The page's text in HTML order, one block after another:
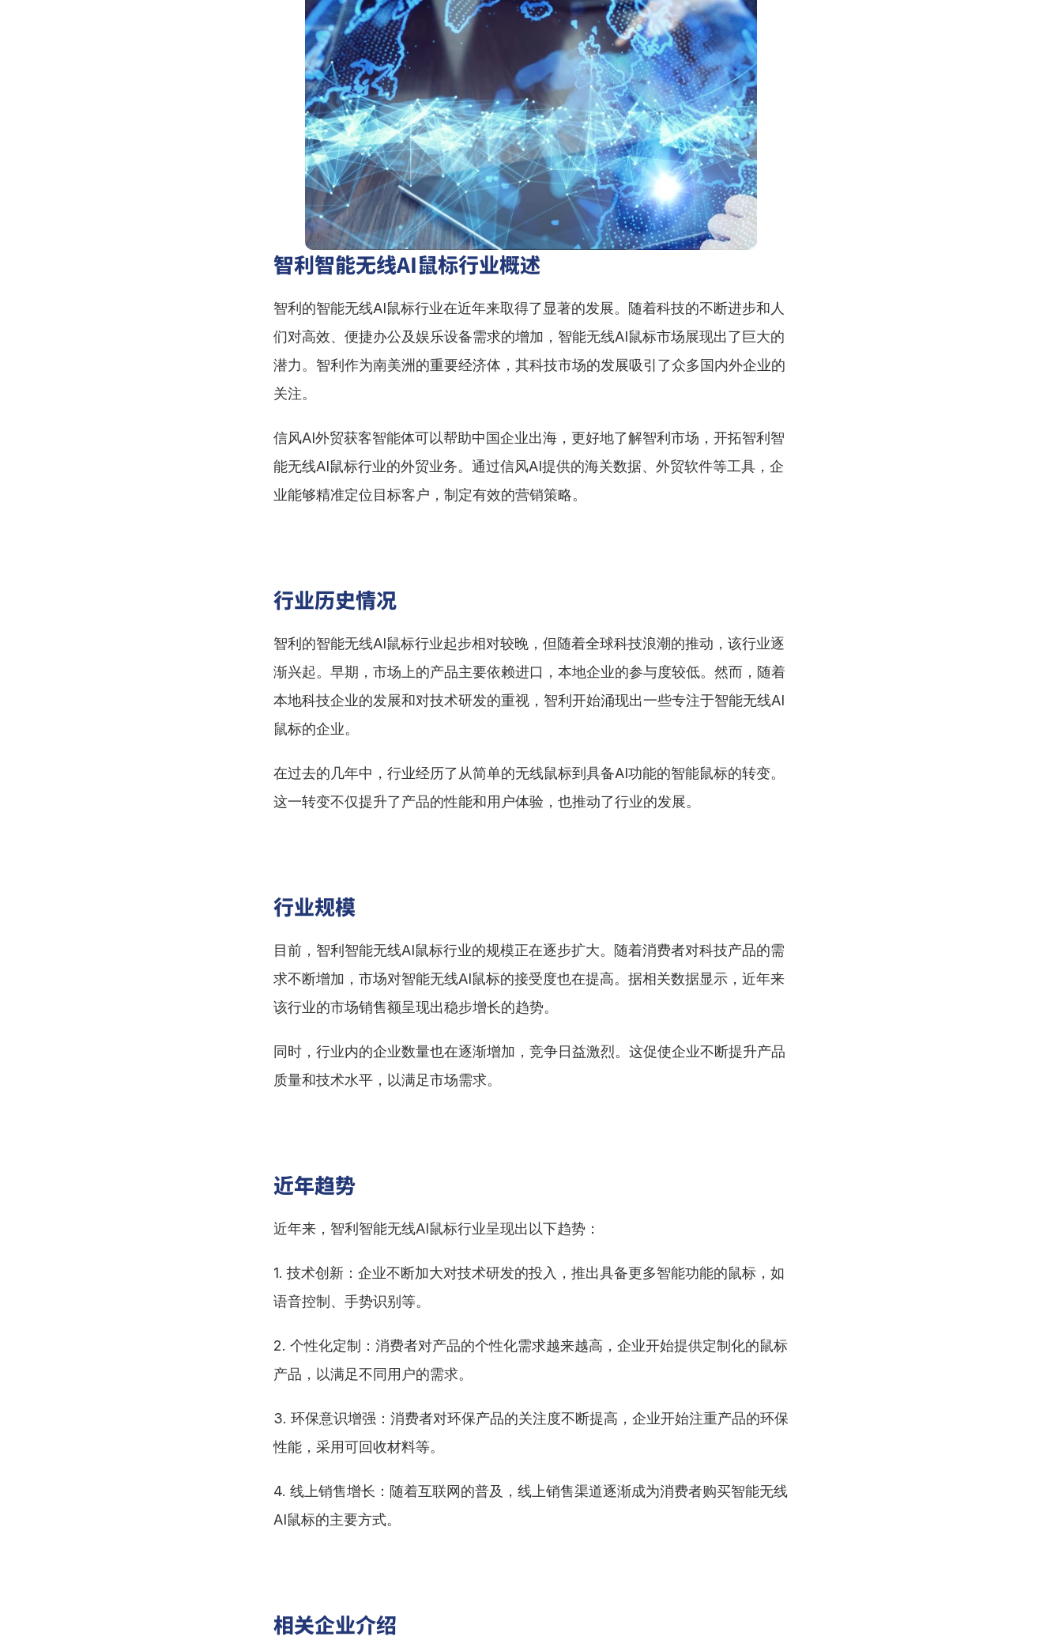
智利智能无线AI鼠标行业概述
智利的智能无线AI鼠标行业在近年来取得了显著的发展。随着科技的不断进步和人
们对高效、便捷办公及娱乐设备需求的增加，智能无线AI鼠标市场展现出了巨大的
潜力。智利作为南美洲的重要经济体，其科技市场的发展吸引了众多国内外企业的
关注。
信风AI外贸获客智能体可以帮助中国企业出海，更好地了解智利市场，开拓智利智
能无线AI鼠标行业的外贸业务。通过信风AI提供的海关数据、外贸软件等工具，企
业能够精准定位目标客户，制定有效的营销策略。
行业历史情况
智利的智能无线AI鼠标行业起步相对较晚，但随着全球科技浪潮的推动，该行业逐
渐兴起。早期，市场上的产品主要依赖进口，本地企业的参与度较低。然而，随着
本地科技企业的发展和对技术研发的重视，智利开始涌现出一些专注于智能无线AI
鼠标的企业。
在过去的几年中，行业经历了从简单的无线鼠标到具备AI功能的智能鼠标的转变。
这一转变不仅提升了产品的性能和用户体验，也推动了行业的发展。
行业规模
目前，智利智能无线AI鼠标行业的规模正在逐步扩大。随着消费者对科技产品的需
求不断增加，市场对智能无线AI鼠标的接受度也在提高。据相关数据显示，近年来
该行业的市场销售额呈现出稳步增长的趋势。
同时，行业内的企业数量也在逐渐增加，竞争日益激烈。这促使企业不断提升产品
质量和技术水平，以满足市场需求。
近年趋势
近年来，智利智能无线AI鼠标行业呈现出以下趋势：
1. 技术创新：企业不断加大对技术研发的投入，推出具备更多智能功能的鼠标，如
语音控制、手势识别等。
2. 个性化定制：消费者对产品的个性化需求越来越高，企业开始提供定制化的鼠标
产品，以满足不同用户的需求。
3. 环保意识增强：消费者对环保产品的关注度不断提高，企业开始注重产品的环保
性能，采用可回收材料等。
4. 线上销售增长：随着互联网的普及，线上销售渠道逐渐成为消费者购买智能无线
AI鼠标的主要方式。
相关企业介绍